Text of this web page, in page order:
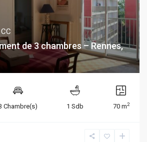
de 3 chambres – Rennes,
Chambre(s) 1 Sdb 70 m2